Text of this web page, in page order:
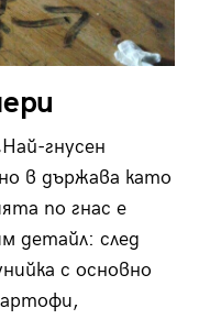
гнусен
в държава като
по гнас е
детайл: след
с основно